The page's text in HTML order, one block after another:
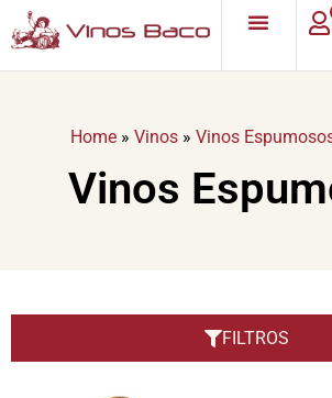
Home » Vinos » Vinos
Vinos
FILTROS